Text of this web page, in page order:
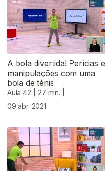
A bola divertida! Perícias e
manipulações com uma
bola de ténis
Aula 42 |
27 min. |
09 abr. 2021